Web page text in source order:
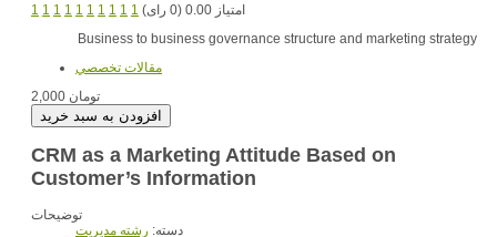
1 1 1 1 1 1 1 1 1 1
امتیاز 0.00 (0 رای)
Business to business governance structure and marketing strategy
مقالات تخصصي
2,000 تومان
CRM as a Marketing Attitude Based on
Customer’s Information
توضیحات
دسته: رشته مديريت